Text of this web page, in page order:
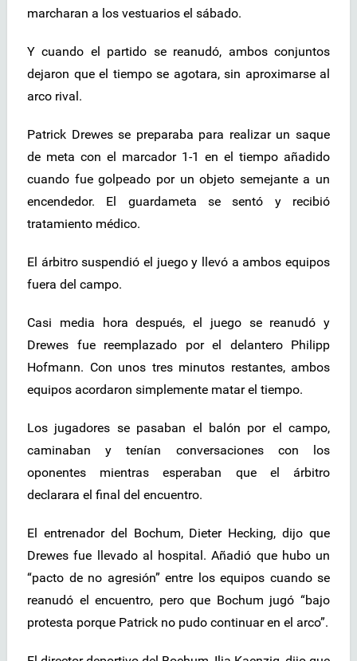
marcharan a los vestuarios el sábado.
Y cuando el partido se reanudó, ambos conjuntos
dejaron que el tiempo se agotara, sin aproximarse al
arco rival.
Patrick Drewes se preparaba para realizar un saque
de meta con el marcador 1-1 en el tiempo añadido
cuando fue golpeado por un objeto semejante a un
encendedor. El guardameta se sentó y recibió
tratamiento médico.
El árbitro suspendió el juego y llevó a ambos equipos
fuera del campo.
Casi media hora después, el juego se reanudó y
Drewes fue reemplazado por el delantero Philipp
Hofmann. Con unos tres minutos restantes, ambos
equipos acordaron simplemente matar el tiempo.
Los jugadores se pasaban el balón por el campo,
caminaban y tenían conversaciones con los
oponentes mientras esperaban que el árbitro
declarara el final del encuentro.
El entrenador del Bochum, Dieter Hecking, dijo que
Drewes fue llevado al hospital. Añadió que hubo un
“pacto de no agresión” entre los equipos cuando se
reanudó el encuentro, pero que Bochum jugó “bajo
protesta porque Patrick no pudo continuar en el arco”.